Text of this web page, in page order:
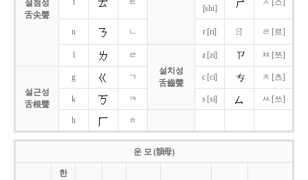
설첨성
舌尖聲
t ㅌ
[shi]
ㅅ [스]
n ㄴ r [ri] ㄖ ㄹ [르]
l
ㄹ
설치성
舌齒聲
z [zi] ㅉ [쯔]
설근성
舌根聲
g ㄱ c [ci] ㅊ [츠]
k ㅋ s [si] ㅆ [쓰]
h ㅎ
운 모 (韻母)
한